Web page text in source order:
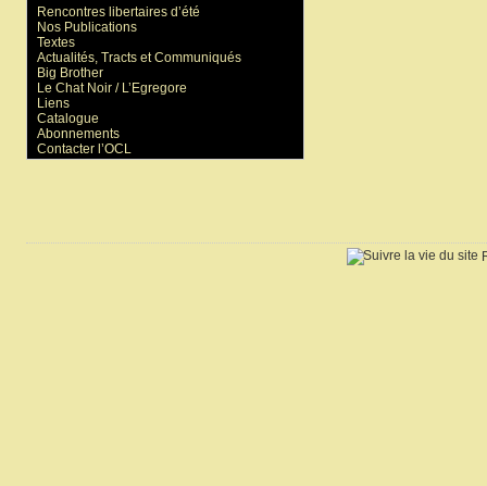
Rencontres libertaires d’été
Nos Publications
Textes
Actualités, Tracts et Communiqués
Big Brother
Le Chat Noir / L’Egregore
Liens
Catalogue
Abonnements
Contacter l’OCL